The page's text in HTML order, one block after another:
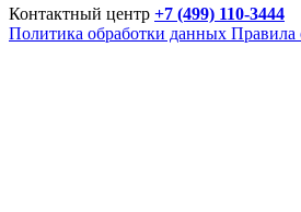
Контактный центр +7 (499) 110-3444
Политика обработки данных Правила